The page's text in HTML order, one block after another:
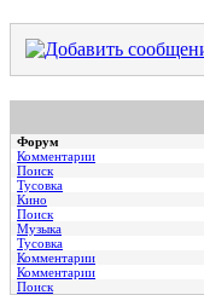
Форум
Комментарии
Поиск
Тусовка
Кино
Поиск
Музыка
Тусовка
Комментарии
Комментарии
Поиск